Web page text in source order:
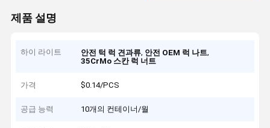
제품 설명
하이 라이트 안전 턱 럭 견과류, 안전 OEM 럭 나트,
35CrMo 스칸 럭 너트
가격 $0.14/PCS
공급 능력 10개의 컨테이너/월